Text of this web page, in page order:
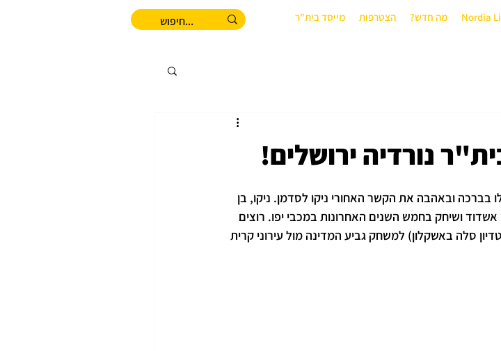
Nordia מה חדש? הצטרפות מייסד בית"ר
נורדיה ירושלים!
בברכה ובאהבה את הקשר האחורי ניקו לסדמן. ניקו, בן
ושיחק בחמש השנים האחרונות במכבי יפו. רוצים
באופן אישי? בואו בשישי (11:30 באצטדיון סלה באשקלון) למשחק גביע המדינה מול עירוני קרית